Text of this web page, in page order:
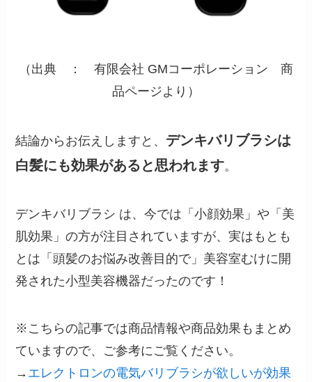
（出典 ： 有限会社 GMコーポレーション 商
品ページより）
結論からお伝えしますと、 デンキバリブラシは
白髪にも効果があると思われます。
デンキバリブラシ は、今では「小顔効果」や「美
肌効果」の方が注目されていますが、実はもとも
とは「頭髪のお悩み改善目的で」美容室むけに開
発された小型美容機器だったのです！
※こちらの記事では商品情報や商品効果もまとめ
ていますので、ご参考にご覧ください。
→ エレクトロンの電気バリブラシが欲しいが効果